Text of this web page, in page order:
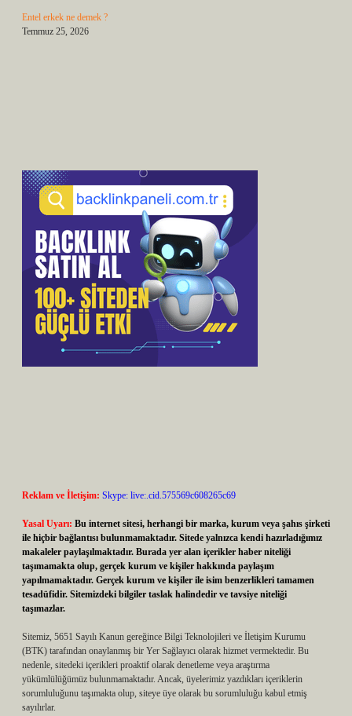
Entel erkek ne demek ?
Temmuz 25, 2026
Reklam ve İletişim: Skype: live:.cid.575569c608265c69
Yasal Uyarı: Bu internet sitesi, herhangi bir marka, kurum veya şahıs şirketi
ile hiçbir bağlantısı bulunmamaktadır. Sitede yalnızca kendi hazırladığımız
makaleler paylaşılmaktadır. Burada yer alan içerikler haber niteliği
taşımamakta olup, gerçek kurum ve kişiler hakkında paylaşım
yapılmamaktadır. Gerçek kurum ve kişiler ile isim benzerlikleri tamamen
tesadüfidir. Sitemizdeki bilgiler taslak halindedir ve tavsiye niteliği
taşımazlar.
Sitemiz, 5651 Sayılı Kanun gereğince Bilgi Teknolojileri ve İletişim Kurumu
(BTK) tarafından onaylanmış bir Yer Sağlayıcı olarak hizmet vermektedir. Bu
nedenle, sitedeki içerikleri proaktif olarak denetleme veya araştırma
yükümlülüğümüz bulunmamaktadır. Ancak, üyelerimiz yazdıkları içeriklerin
sorumluluğunu taşımakta olup, siteye üye olarak bu sorumluluğu kabul etmiş
sayılırlar.